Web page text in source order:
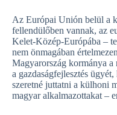
Az Európai Unión belül a
fellendülőben vannak, az
Kelet-Közép-Európába –
nem önmagában
Magyarország kormánya
a gazdaságfejlesztés
szeretné juttatni a külhoni
magyar alkalmazottakat –